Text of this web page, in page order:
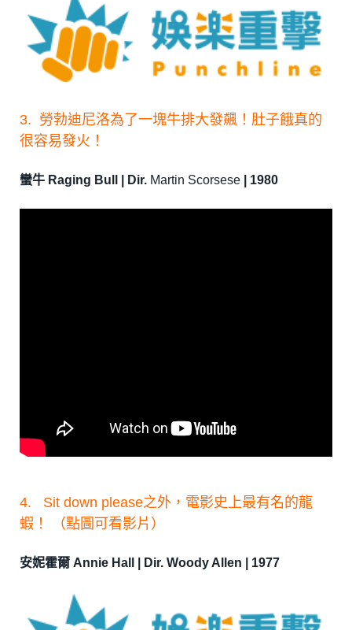
3. 勞勃迪尼洛為了一塊牛排大發飆！肚子餓真的
很容易發火！
蠻牛 Raging Bull | Dir. Martin Scorsese | 1980
4. Sit down please之外，電影史上最有名的龍
蝦！ （點圖可看影片）
安妮霍爾 Annie Hall | Dir. Woody Allen | 1977